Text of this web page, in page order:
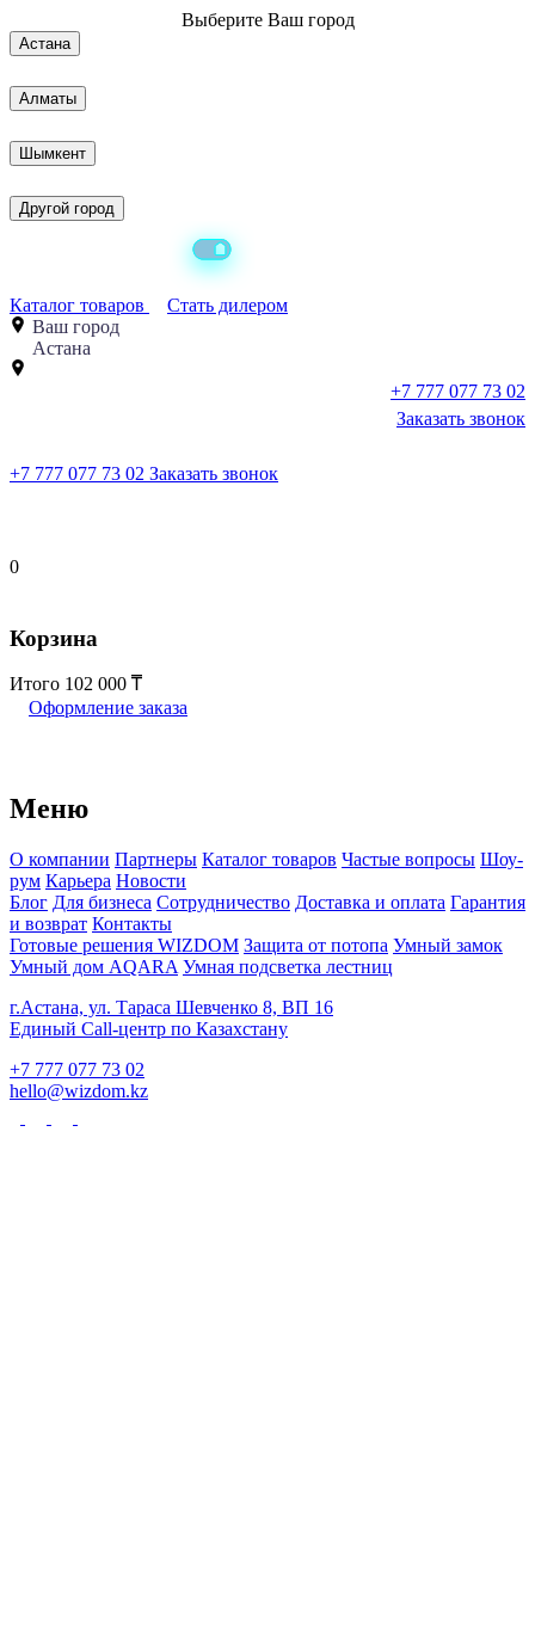
Выберите Ваш город
Астана
Алматы
Шымкент
Другой город
Каталог товаров
Стать дилером
Ваш город
Астана
+7 777 077 73 02
Заказать звонок
+7 777 077 73 02 Заказать звонок
0
Корзина
Итого 102 000
Оформление заказа
Меню
О компании Партнеры Каталог товаров Частые вопросы Шоу-
рум Карьера Новости
Блог Для бизнеса Сотрудничество Доставка и оплата Гарантия
и возврат Контакты
Готовые решения WIZDOM Защита от потопа Умный замок
Умный дом AQARA Умная подсветка лестниц
г.Астана, ул. Тараса Шевченко 8, ВП 16
Единый Call-центр по Казахстану
+7 777 077 73 02
hello@wizdom.kz